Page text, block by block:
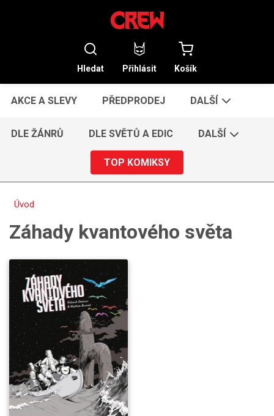
Hledat Přihlásit Košík
AKCE A SLEVY PŘEDPRODEJ DALŠÍ
DLE ŽÁNRŮ DLE SVĚTŮ A EDIC DALŠÍ
TOP KOMIKSY
Úvod
Záhady kvantového světa